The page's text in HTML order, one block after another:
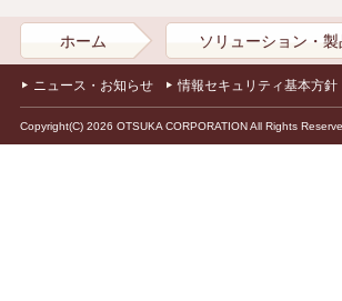
ホーム ソリューション・製
ニュース・お知らせ 情報セキュリティ基本方針
Copyright(C) 2026 OTSUKA CORPORATION All Rights